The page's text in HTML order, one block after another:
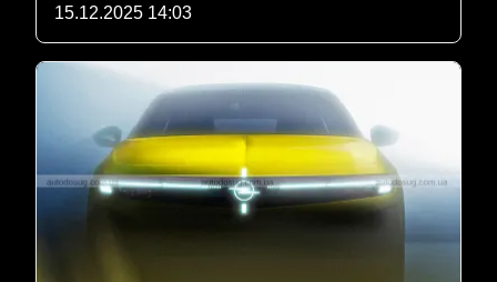
15.12.2025 14:03